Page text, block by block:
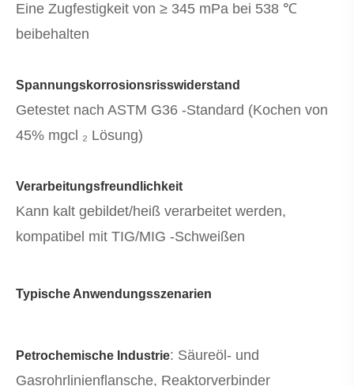
Eine Zugfestigkeit von ≥ 345 mPa bei 538 ℃
beibehalten
Spannungskorrosionsrisswiderstand
Getestet nach ASTM G36 -Standard (Kochen von
45% mgcl ₂ Lösung)
Verarbeitungsfreundlichkeit
Kann kalt gebildet/heiß verarbeitet werden,
kompatibel mit TIG/MIG -Schweißen
Typische Anwendungsszenarien
Petrochemische Industrie: Säureöl- und
Gasrohrlinienflansche, Reaktorverbinder